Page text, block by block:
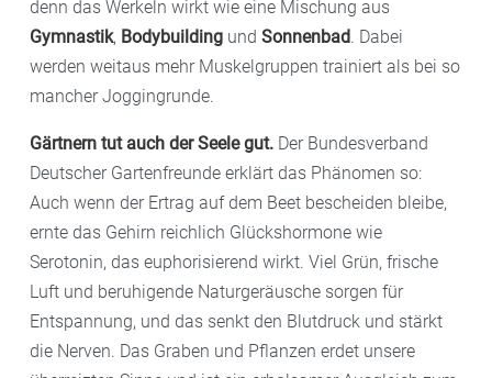
denn das Werkeln wirkt wie eine Mischung aus
Gymnastik, Bodybuilding und Sonnenbad. Dabei
werden weitaus mehr Muskelgruppen trainiert als bei so
mancher Joggingrunde.
Gärtnern tut auch der Seele gut. Der Bundesverband
Deutscher Gartenfreunde erklärt das Phänomen so:
Auch wenn der Ertrag auf dem Beet bescheiden bleibe,
ernte das Gehirn reichlich Glückshormone wie
Serotonin, das euphorisierend wirkt. Viel Grün, frische
Luft und beruhigende Naturgeräusche sorgen für
Entspannung, und das senkt den Blutdruck und stärkt
die Nerven. Das Graben und Pflanzen erdet unsere